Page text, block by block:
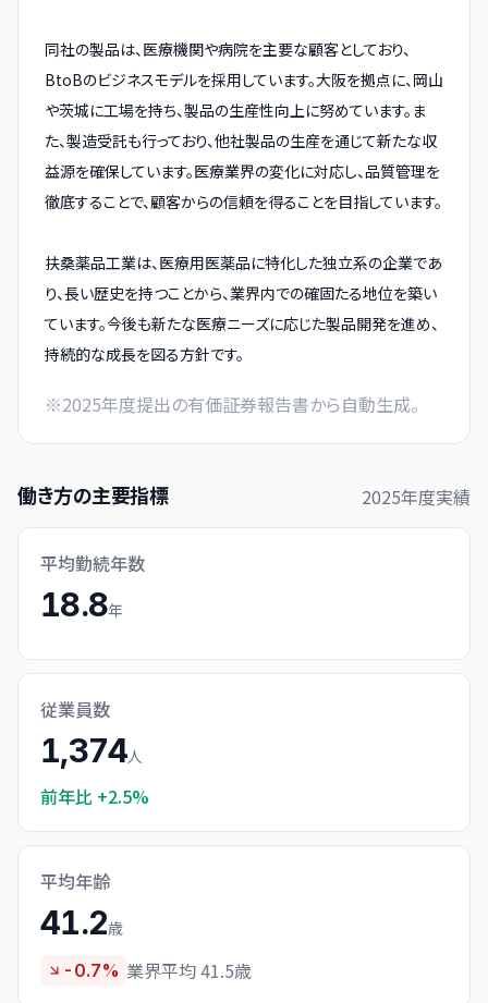
同社の製品は、医療機関や病院を主要な顧客としており、
BtoBのビジネスモデルを採用しています。大阪を拠点に、岡山
や茨城に工場を持ち、製品の生産性向上に努めています。ま
た、製造受託も行っており、他社製品の生産を通じて新たな収
益源を確保しています。医療業界の変化に対応し、品質管理を
徹底することで、顧客からの信頼を得ることを目指しています。
扶桑薬品工業は、医療用医薬品に特化した独立系の企業であ
り、長い歴史を持つことから、業界内での確固たる地位を築い
ています。今後も新たな医療ニーズに応じた製品開発を進め、
持続的な成長を図る方針です。
※2025年度提出の有価証券報告書から自動生成。
働き方の主要指標 2025年度実績
平均勤続年数
18.8年
従業員数
1,374人
前年比 +2.5%
平均年齢
41.2歳
-0.7% 業界平均 41.5歳